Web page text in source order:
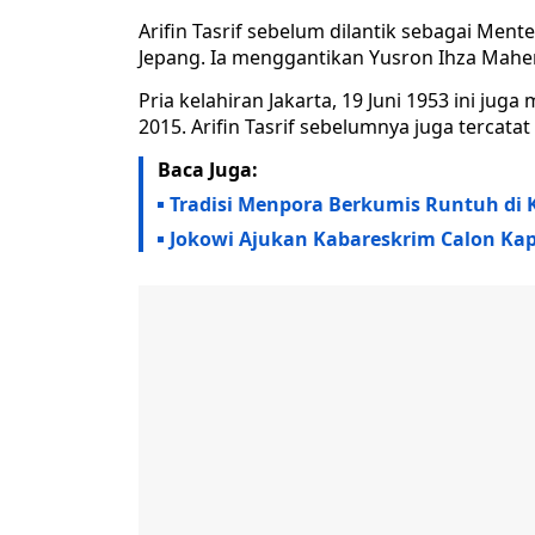
Arifin Tasrif sebelum dilantik sebagai
Jepang. Ia menggantikan Yusron Ihza
Pria kelahiran Jakarta, 19 Juni 1953 ini
2015. Arifin Tasrif sebelumnya juga
Baca Juga:
Tradisi Menpora Berkumis Runtuh di
Jokowi Ajukan Kabareskrim Calon